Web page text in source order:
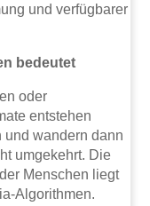
und verfügbarer
bedeutet
oder
entstehen
und wandern dann
umgekehrt. Die
Menschen liegt
Algorithmen.